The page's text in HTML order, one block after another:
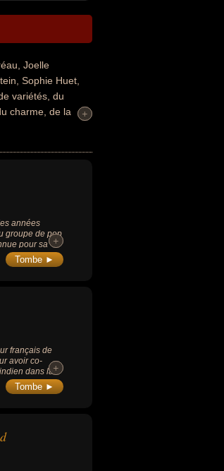
Joelle
Sophie Huet,
variétés, du
charme, de la
rock,
journaliste. En
africain du sud,
+
+
années
groupe de pop
pour sa
» (1975,
+
+
Tombe ►
français de
avoir co-
dans la
et Manu
du film et
+
+
Tombe ►